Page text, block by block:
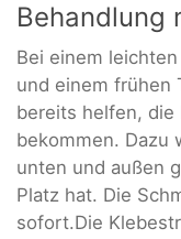
Behandlung
Bei einem
und einem frühen
bereits helfen, die
bekommen. Dazu
unten und außen
Platz hat. Die
sofort.Die